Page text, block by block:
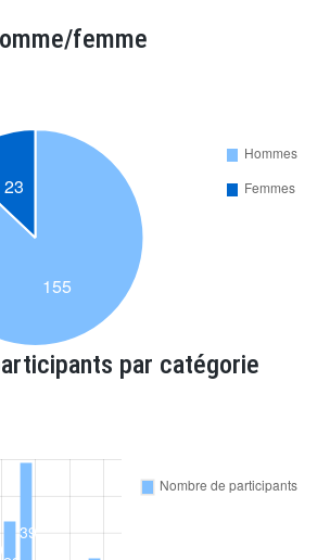
femme
par catégorie